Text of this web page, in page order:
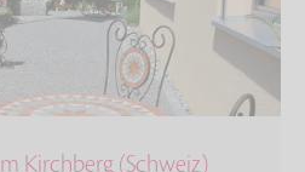
Kirchberg (Schweiz)